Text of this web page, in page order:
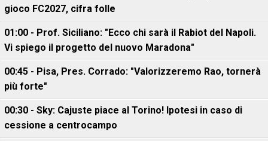
gioco FC2027, cifra folle
01:00 - Prof. Siciliano: "Ecco chi sarà il Rabiot del Napoli.
Vi spiego il progetto del nuovo Maradona"
00:45 - Pisa, Pres. Corrado: "Valorizzeremo Rao, tornerà
più forte"
00:30 - Sky: Cajuste piace al Torino! Ipotesi in caso di
cessione a centrocampo